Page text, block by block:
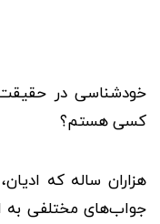
خودشناسی در
کسی هستم؟
هزاران ساله که
جواب‌های مختلفی